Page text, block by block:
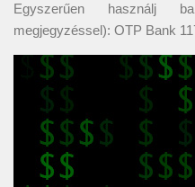
Egyszerűen használj
megjegyzéssel): OTP Bank